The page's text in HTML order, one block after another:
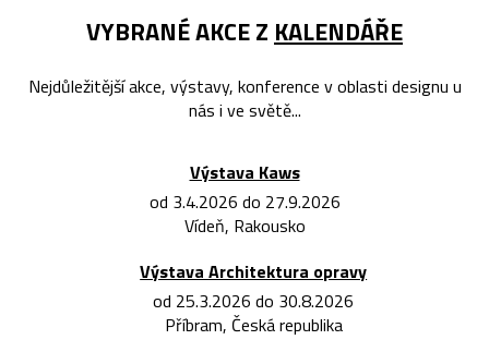
VYBRANÉ AKCE Z KALENDÁŘE
Nejdůležitější akce, výstavy, konference v oblasti designu u
nás i ve světě...
Výstava Kaws
od 3.4.2026 do 27.9.2026
Vídeň, Rakousko
Výstava Architektura opravy
od 25.3.2026 do 30.8.2026
Příbram, Česká republika